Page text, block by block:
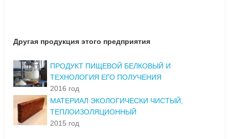
Другая продукция этого предприятия
ПРОДУКТ ПИЩЕВОЙ БЕЛКОВЫЙ И
ТЕХНОЛОГИЯ ЕГО ПОЛУЧЕНИЯ
2016 год
МАТЕРИАЛ ЭКОЛОГИЧЕСКИ ЧИСТЫЙ,
ТЕПЛОИЗОЛЯЦИОННЫЙ
2015 год